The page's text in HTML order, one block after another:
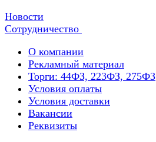
Новости
Сотрудничество
О компании
Рекламный материал
Торги: 44ФЗ, 223ФЗ, 275ФЗ
Условия оплаты
Условия доставки
Вакансии
Реквизиты